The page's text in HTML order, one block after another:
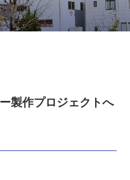
製作プロジェクトへ